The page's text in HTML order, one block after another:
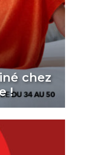
chez
!